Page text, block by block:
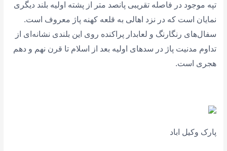
تپه موجود در فاصله تقریبی پانصد متر از پشته اولیه بلند دیگری
نمایان است که در نزد اهالی به قلعه کهنه پاژ معروف است.
سفال‌های رنگارنگ و لعابدار پراکنده روی این بلندی نشانه‌ای از
تداوم مدنیت پاژ در سدهای اولیه بعد از اسلام تا قرن نهم و دهم
هجری است.
پارک وکیل اباد